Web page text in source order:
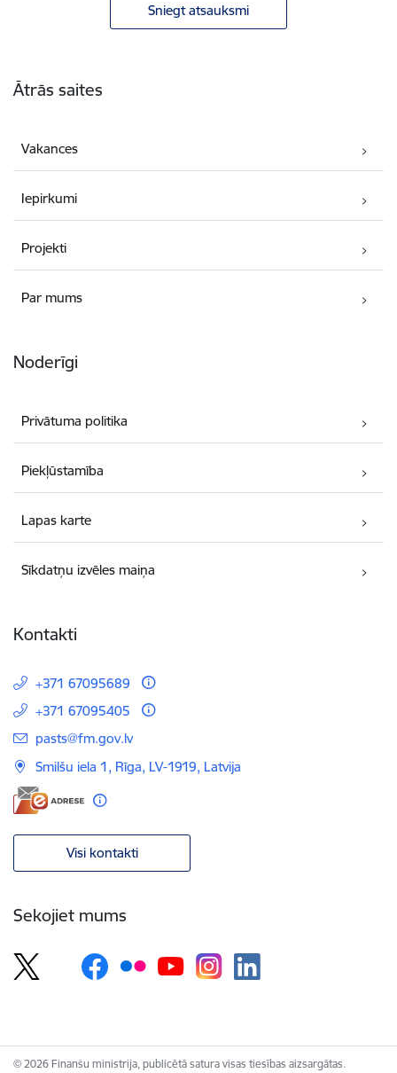
Sniegt atsauksmi
Ātrās saites
Vakances
Iepirkumi
Projekti
Par mums
Noderīgi
Privātuma politika
Piekļūstamība
Lapas karte
Sīkdatņu izvēles maiņa
Kontakti
+371 67095689
+371 67095405
E-pasts:
pasts@fm.gov.lv
Smilšu iela 1, Rīga, LV-1919, Latvija
Visi kontakti
Sekojiet mums
© 2026 Finanšu ministrija, publicētā satura visas tiesības aizsargātas.